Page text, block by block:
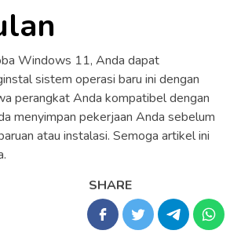
Windows 11, Anda dapat
sistem operasi baru ini dengan
perangkat Anda kompatibel dengan
menyimpan pekerjaan Anda sebelum
atau instalasi. Semoga artikel ini
SHARE